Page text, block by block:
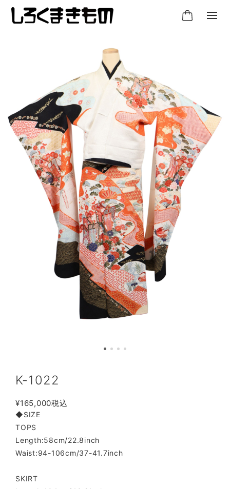
K-1022
¥165,000税込
◆SIZE
TOPS
Length:58cm/22.8inch
Waist:94-106cm/37-41.7inch
SKIRT